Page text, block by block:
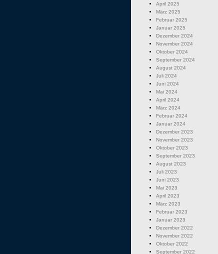
April 2025
März 2025
Februar 2025
Januar 2025
Dezember 2024
November 2024
Oktober 2024
September 2024
August 2024
Juli 2024
Juni 2024
Mai 2024
April 2024
März 2024
Februar 2024
Januar 2024
Dezember 2023
November 2023
Oktober 2023
September 2023
August 2023
Juli 2023
Juni 2023
Mai 2023
April 2023
März 2023
Februar 2023
Januar 2023
Dezember 2022
November 2022
Oktober 2022
September 2022